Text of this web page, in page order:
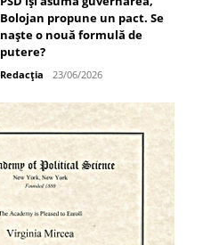
Bolojan propune un pact. Se
naște o nouă formulă de
putere?
Redacția 23/06/2026